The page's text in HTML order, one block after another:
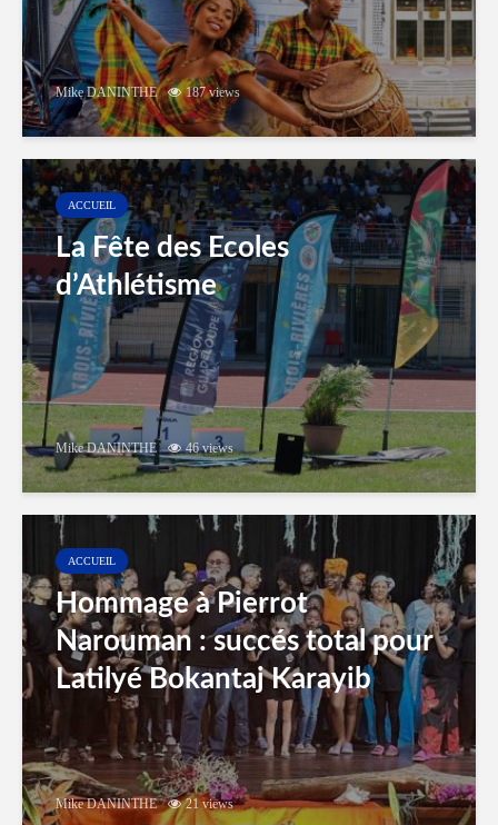
Mike DANINTHE 187 views
ACCUEIL
La Fête des Ecoles
d’Athlétisme
Mike DANINTHE 46 views
ACCUEIL
Hommage à Pierrot
Narouman : succés total pour
Latilyé Bokantaj Karayib
Mike DANINTHE 21 views